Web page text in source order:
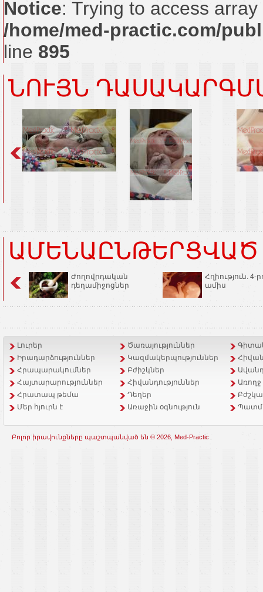
Notice: Trying to access
/home/med-practic.com/
line 895
ՆՈՒՅՆ
Ժողովրդական
դեղամիջոցներ
Հղիություն. 4-
ամիս
Լուրեր Ծառայություններ
Իրադարձություններ
Կազմակերպություններ
Հրապարակումներ
Բժիշկներ
Հայտարարություններ
Հիվանդություններ
Հրատապ թեմա
Դեղեր
Մեր հյուրն է
Առաջին օգնություն
Բոլոր իրավունքները պաշտպանված են © 2026, Med-Practic